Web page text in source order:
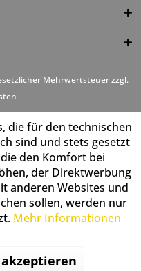
Mehrwertsteuer zzgl.
die für den technischen
sind und stets gesetzt
den Komfort bei
der Direktwerbung
anderen Websites und
sollen, werden nur
Mehr Informationen